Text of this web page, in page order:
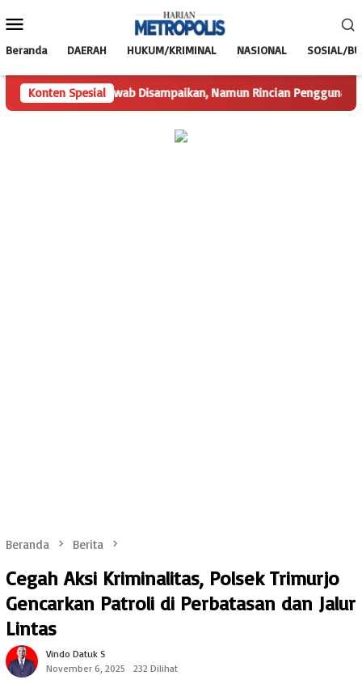
ke
Mobile
Beranda DAERAH HUKUM/KRIMINAL NASIONAL SOSIAL/
Konten Spesial
Hak Jawab Disampaikan, Namun Rincian Penggunaan
Beranda Berita
Cegah Aksi Kriminalitas, Polsek Trimurjo
Gencarkan Patroli di Perbatasan dan Jalur
Lintas
Vindo Datuk S
November 6, 2025
232 Dilihat